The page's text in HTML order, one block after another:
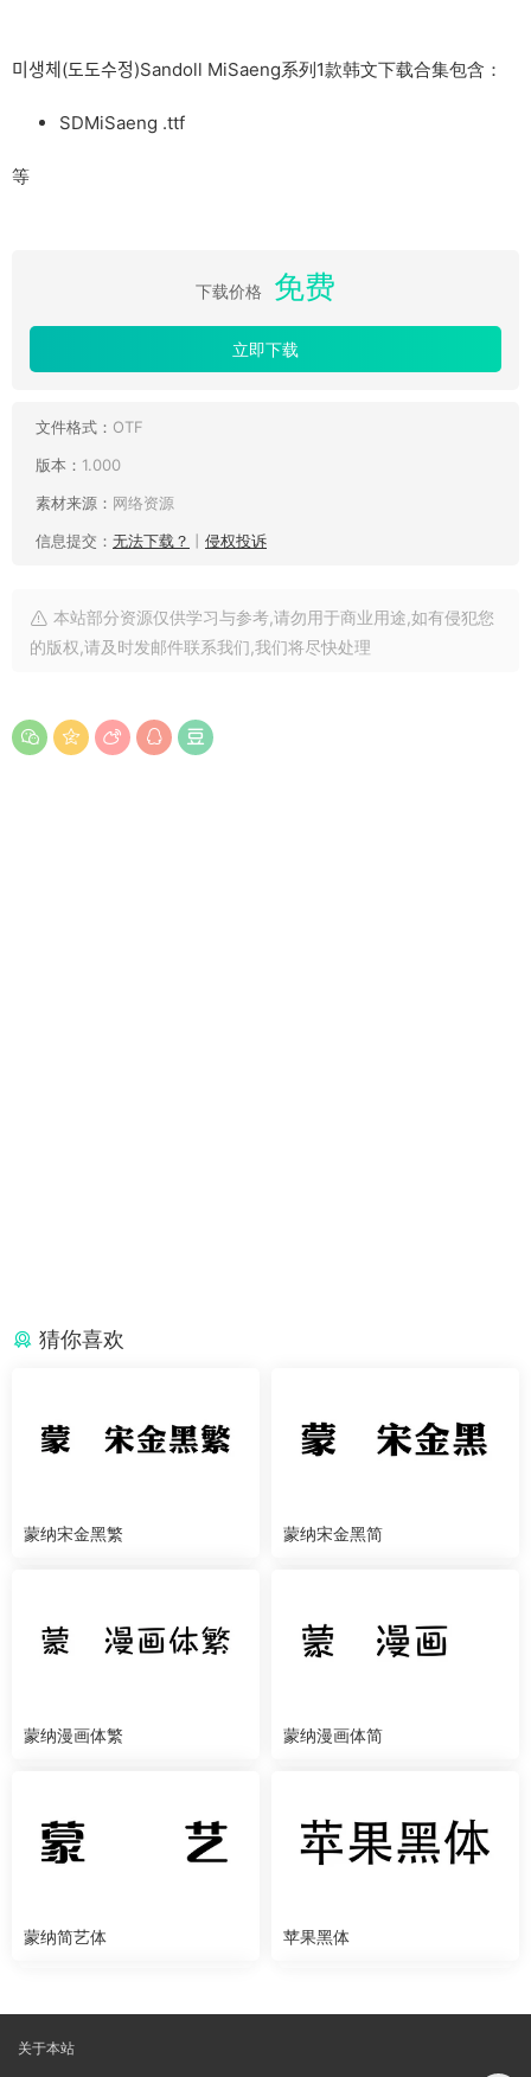
미생체(도도수정)Sandoll MiSaeng系列1款韩文下载合集包含：
SDMiSaeng .ttf
等
下载价格 免费
立即下载
文件格式： OTF
版本： 1.000
素材来源： 网络资源
信息提交： 无法下载？ 侵权投诉
本站部分资源仅供学习与参考,请勿用于商业用途,如有侵犯您
的版权,请及时发邮件联系我们,我们将尽快处理
猜你喜欢
蒙纳宋金黑繁 蒙纳宋金黑简
蒙纳漫画体繁 蒙纳漫画体简
蒙纳简艺体 苹果黑体
关于本站